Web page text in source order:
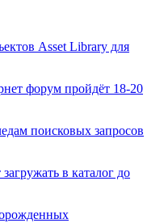
Asset Library для
форум пройдёт 18-20
поисковых запросов
в каталог до